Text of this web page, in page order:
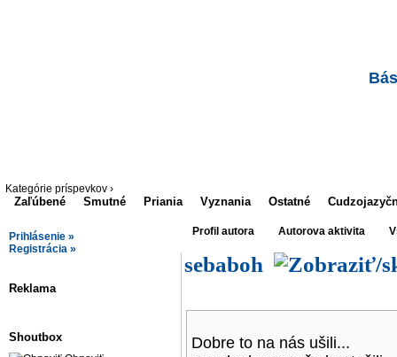
Kategórie príspevkov ›
Zaľúbené Smutné Priania Vyznania Ostatné
Prihlásenie »
Registrácia »
Reklama
Shoutbox
Profil autora Autorova aktivita
sebaboh
Dobre to na nás ušili...